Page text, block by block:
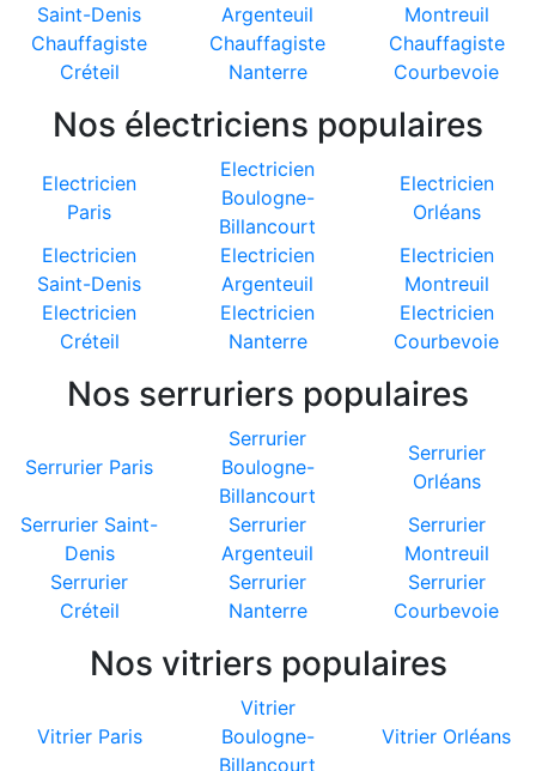
Saint-Denis
Argenteuil
Montreuil
Chauffagiste
Créteil
Chauffagiste
Nanterre
Chauffagiste
Courbevoie
Nos électriciens populaires
Electricien
Paris
Electricien
Boulogne-
Billancourt
Electricien
Orléans
Electricien
Saint-Denis
Electricien
Argenteuil
Electricien
Montreuil
Electricien
Créteil
Electricien
Nanterre
Electricien
Courbevoie
Nos serruriers populaires
Serrurier Paris
Serrurier
Boulogne-
Billancourt
Serrurier
Orléans
Serrurier Saint-
Denis
Serrurier
Argenteuil
Serrurier
Montreuil
Serrurier
Créteil
Serrurier
Nanterre
Serrurier
Courbevoie
Nos vitriers populaires
Vitrier Paris
Vitrier
Boulogne-
Billancourt
Vitrier Orléans